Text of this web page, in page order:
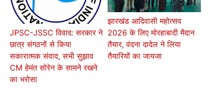
JPSC-JSSC विवाद: सरकार ने
छात्र संगठनों से किया
सकारात्मक संवाद, सभी सुझाव
CM हेमंत सोरेन के सामने रखने
का भरोसा
झारखंड आदिवासी महोत्सव
2026 के लिए मोरहाबादी मैदान
तैयार, वंदना दादेल ने लिया
तैयारियों का जायजा